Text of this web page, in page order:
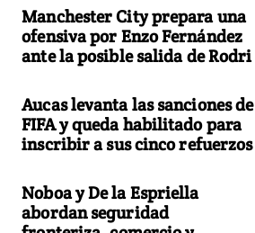
Manchester City prepara una
ofensiva por Enzo Fernández
ante la posible salida de Rodri
Aucas levanta las sanciones de
FIFA y queda habilitado para
inscribir a sus cinco refuerzos
Noboa y De la Espriella
abordan seguridad